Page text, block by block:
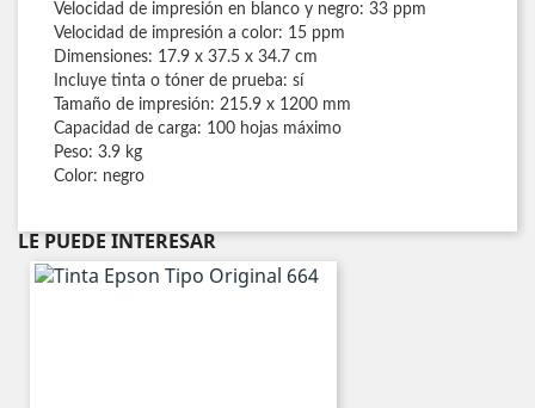
Velocidad de impresión en blanco y negro: 33 ppm
Velocidad de impresión a color: 15 ppm
Dimensiones: 17.9 x 37.5 x 34.7 cm
Incluye tinta o tóner de prueba: sí
Tamaño de impresión: 215.9 x 1200 mm
Capacidad de carga: 100 hojas máximo
Peso: 3.9 kg
Color: negro
LE PUEDE INTERESAR